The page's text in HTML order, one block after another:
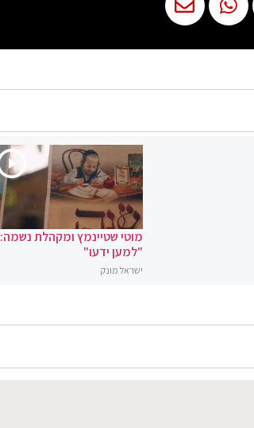
מוטי שטיינמץ ומקהלת נשמה:
"למען ידעו"
ישראל מונק